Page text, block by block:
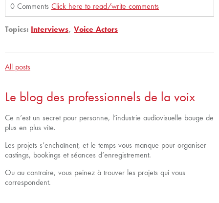
0 Comments Click here to read/write comments
Topics: Interviews, Voice Actors
All posts
Le blog des professionnels de la voix
Ce n’est un secret pour personne, l’industrie audiovisuelle bouge de
plus en plus vite.
Les projets s’enchaînent, et le temps vous manque pour organiser
castings, bookings et séances d’enregistrement.
Ou au contraire, vous peinez à trouver les projets qui vous
correspondent.